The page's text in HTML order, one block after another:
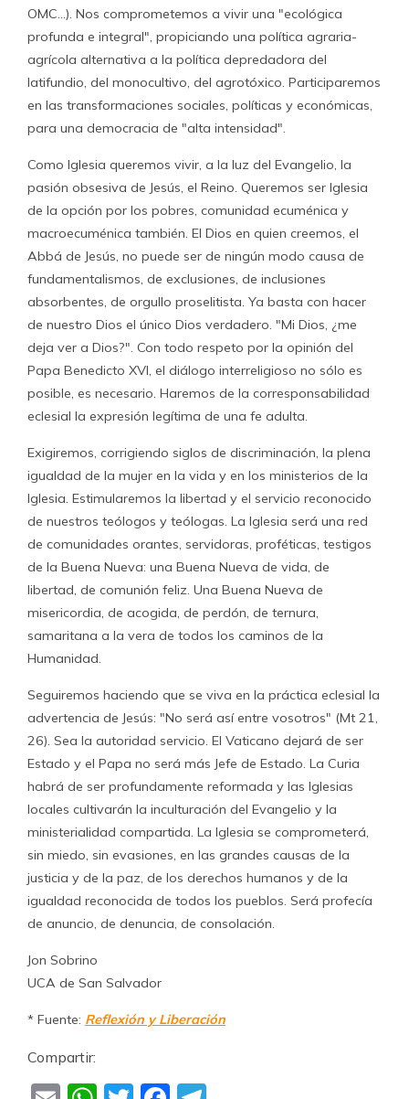
OMC…). Nos comprometemos a vivir una "ecológica
profunda e integral", propiciando una política agraria-
agrícola alternativa a la política depredadora del
latifundio, del monocultivo, del agrotóxico. Participaremos
en las transformaciones sociales, políticas y económicas,
para una democracia de "alta intensidad".
Como Iglesia queremos vivir, a la luz del Evangelio, la
pasión obsesiva de Jesús, el Reino. Queremos ser Iglesia
de la opción por los pobres, comunidad ecuménica y
macroecuménica también. El Dios en quien creemos, el
Abbá de Jesús, no puede ser de ningún modo causa de
fundamentalismos, de exclusiones, de inclusiones
absorbentes, de orgullo proselitista. Ya basta con hacer
de nuestro Dios el único Dios verdadero. "Mi Dios, ¿me
deja ver a Dios?". Con todo respeto por la opinión del
Papa Benedicto XVI, el diálogo interreligioso no sólo es
posible, es necesario. Haremos de la corresponsabilidad
eclesial la expresión legítima de una fe adulta.
Exigiremos, corrigiendo siglos de discriminación, la plena
igualdad de la mujer en la vida y en los ministerios de la
Iglesia. Estimularemos la libertad y el servicio reconocido
de nuestros teólogos y teólogas. La Iglesia será una red
de comunidades orantes, servidoras, proféticas, testigos
de la Buena Nueva: una Buena Nueva de vida, de
libertad, de comunión feliz. Una Buena Nueva de
misericordia, de acogida, de perdón, de ternura,
samaritana a la vera de todos los caminos de la
Humanidad.
Seguiremos haciendo que se viva en la práctica eclesial la
advertencia de Jesús: "No será así entre vosotros" (Mt 21,
26). Sea la autoridad servicio. El Vaticano dejará de ser
Estado y el Papa no será más Jefe de Estado. La Curia
habrá de ser profundamente reformada y las Iglesias
locales cultivarán la inculturación del Evangelio y la
ministerialidad compartida. La Iglesia se comprometerá,
sin miedo, sin evasiones, en las grandes causas de la
justicia y de la paz, de los derechos humanos y de la
igualdad reconocida de todos los pueblos. Será profecía
de anuncio, de denuncia, de consolación.
Jon Sobrino
UCA de San Salvador
* Fuente: Reflexión y Liberación
Compartir: